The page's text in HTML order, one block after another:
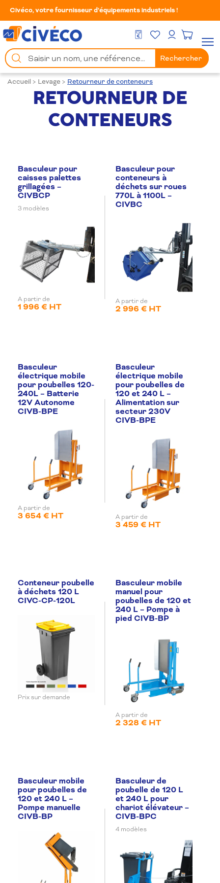
Civéco, votre fournisseur d’équipements industriels !
DEVIS GRATUIT
Mes FavorisMon compte
Chercher
un
produit
Rechercher
Accueil > Levage > Retourneur de conteneurs
RETOURNEUR DE
CONTENEURS
Basculeur pour
caisses palettes
grillagées –
CIVBCP
3 modèles
A partir de
1 996 € HT
Basculeur pour
conteneurs à
déchets sur roues
770L à 1100L –
CIVBC
A partir de
2 996 € HT
Basculeur
électrique mobile
pour poubelles 120-
240L – Batterie
12V Autonome
CIVB-BPE
A partir de
3 654 € HT
Basculeur
électrique mobile
pour poubelles de
120 et 240 L –
Alimentation sur
secteur 230V
CIVB-BPE
A partir de
3 459 € HT
Conteneur poubelle
à déchets 120 L
CIVC-CP-120L
Prix sur demande
Basculeur mobile
manuel pour
poubelles de 120 et
240 L – Pompe à
pied CIVB-BP
A partir de
2 328 € HT
Basculeur mobile
pour poubelles de
120 et 240 L –
Pompe manuelle
CIVB-BP
Basculeur de
poubelle de 120 L
et 240 L pour
chariot élévateur –
CIVB-BPC
4 modèles